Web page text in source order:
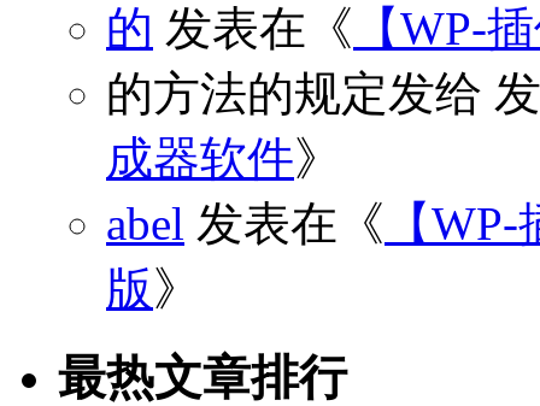
的 发表在《 【WP-
的方法的规定发给
成器软件》
abel 发表在《 【
版》
最热文章排行